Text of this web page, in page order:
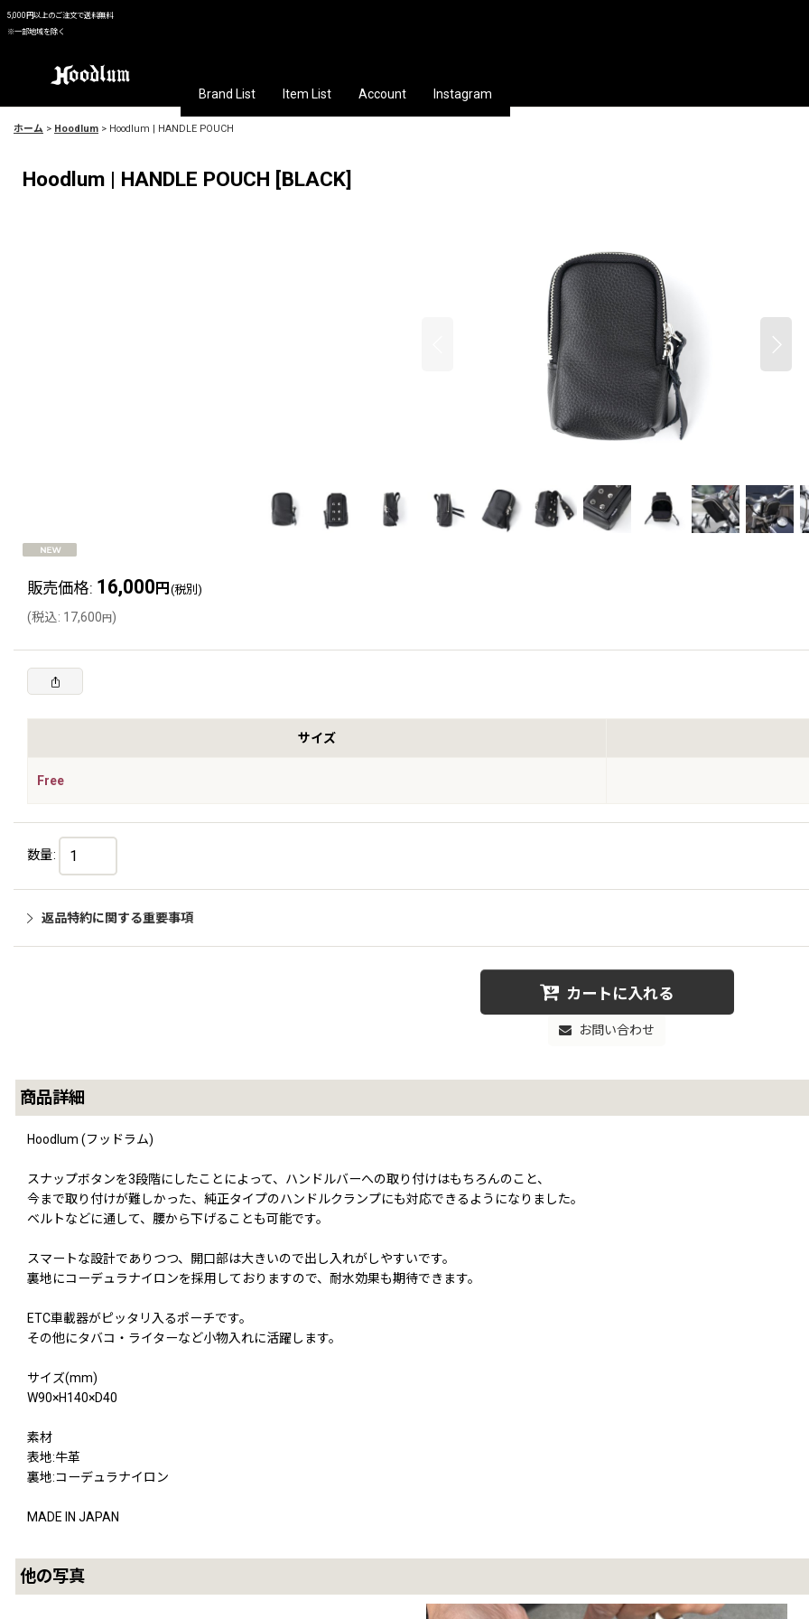
5,000円以上のご注文で送料無料
※一部地域を除く
Brand List Item List Account Instagram
ホーム > Hoodlum > Hoodlum | HANDLE POUCH
Hoodlum | HANDLE POUCH [BLACK]
販売価格: 16,000 円 (税別)
(税込: 17,600 円 )
サイズ
Free
数量:
返品特約に関する重要事項
カートに入れる
お問い合わせ
商品詳細
Hoodlum (フッドラム)
スナップボタンを3段階にしたことによって、ハンドルバーへの取り付けはもちろんのこと、
今まで取り付けが難しかった、純正タイプのハンドルクランプにも対応できるようになりました。
ベルトなどに通して、腰から下げることも可能です。
スマートな設計でありつつ、開口部は大きいので出し入れがしやすいです。
裏地にコーデュラナイロンを採用しておりますので、耐水効果も期待できます。
ETC車載器がピッタリ入るポーチです。
その他にタバコ・ライターなど小物入れに活躍します。
サイズ(mm)
W90×H140×D40
素材
表地:牛革
裏地:コーデュラナイロン
MADE IN JAPAN
他の写真